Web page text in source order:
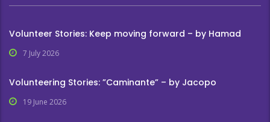
Volunteer Stories: Keep moving forward – by Hamad
7 July 2026
Volunteering Stories: ”Caminante” – by Jacopo
19 June 2026